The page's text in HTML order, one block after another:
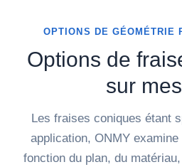
OPTIONS DE GÉOMÉTRIE
Options de
sur
Les fraises coniques étant
application, ONMY examine
fonction du plan, du